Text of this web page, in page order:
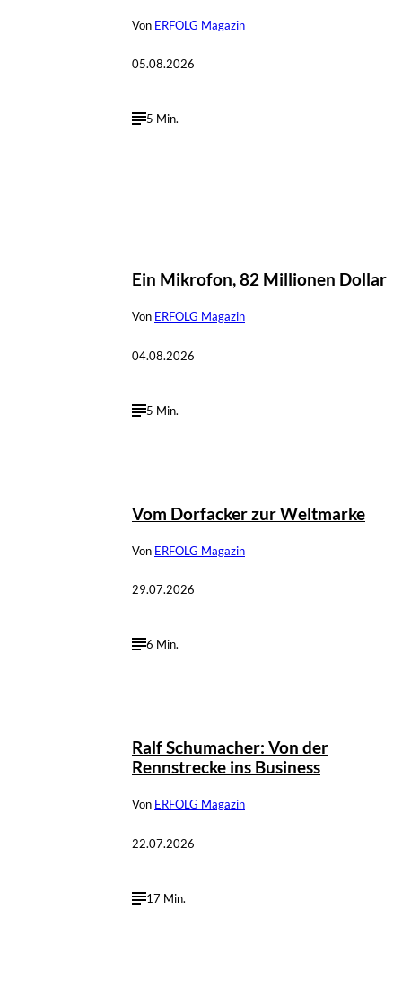
Von ERFOLG Magazin
05.08.2026
5 Min.
Ein Mikrofon, 82 Millionen Dollar
Von ERFOLG Magazin
04.08.2026
5 Min.
Vom Dorfacker zur Weltmarke
Von ERFOLG Magazin
29.07.2026
6 Min.
Ralf Schumacher: Von der
Rennstrecke ins Business
Von ERFOLG Magazin
22.07.2026
17 Min.